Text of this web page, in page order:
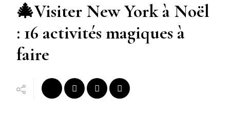
🎄Visiter New York à Noël
: 16 activités magiques à
faire